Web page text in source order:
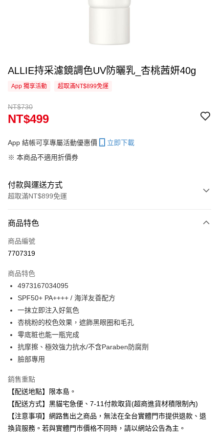
ALLIE持采濾鏡調色UV防曬乳_杏桃茜妍40g
App 獨享活動 超取滿NT$899免運
NT$730
NT$499
App 結帳可享專屬活動優惠價
立即下載
※ 本商品不適用折價券
付款與運送方式
超取滿NT$899免運
信用卡一次付款
超商取貨付款
Apple Pay
街口支付
悠遊付
Google Pay
全盈+PAY
【大哥付你分期使用說明】
1.本服務由台灣大哥大提供，台灣大哥大用戶可立即使用無須另外申請。
2.付款方式選擇「大哥付你分期」，訂單成立後會自動跳轉到大哥付的交易
流程，驗證手機門號後，選擇欲分期的期數、繳款截止日，確認付款後即完
成交易。
ATM付款
運送方式
商品特色
商品編號
7707319
商品特色
4973167034095
SPF50+ PA++++ / 海洋友善配方
一抹立即注入好氣色
杏桃粉的校色效果，遮飾黑眼圈和毛孔
零底粧也能一瓶完成
抗摩擦、極效強力抗水/不含Paraben防腐劑
臉部專用
銷售重點
【配送地點】限本島。
【配送方式】黑貓宅急便、7-11付款取貨(超商進貨材積限制內)
【注意事項】網路售出之商品，無法在全台實體門市提供退款、退
換貨服務。若與實體門市價格不同時，請以網站公告為主。